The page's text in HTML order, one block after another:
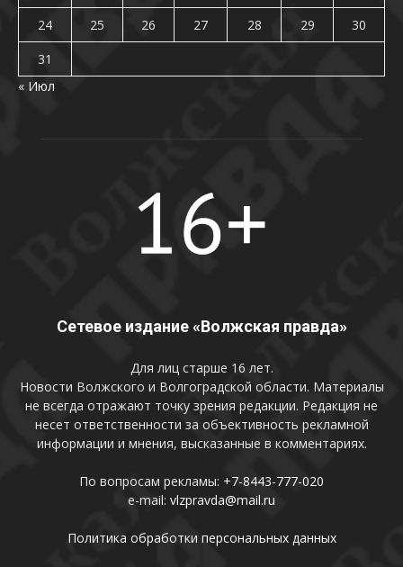
24
25 26 27 28 29
30
31
« Июл
Сетевое издание «Волжская правда»
Для лиц старше 16 лет.
Новости Волжского и Волгоградской области. Материалы
не всегда отражают точку зрения редакции. Редакция не
несет ответственности за объективность рекламной
информации и мнения, высказанные в комментариях.
По вопросам рекламы: +7-8443-777-020
e-mail: vlzpravda@mail.ru
Политика обработки персональных данных